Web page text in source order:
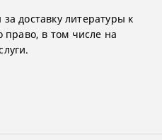
доставку литературы к
право, в том числе на